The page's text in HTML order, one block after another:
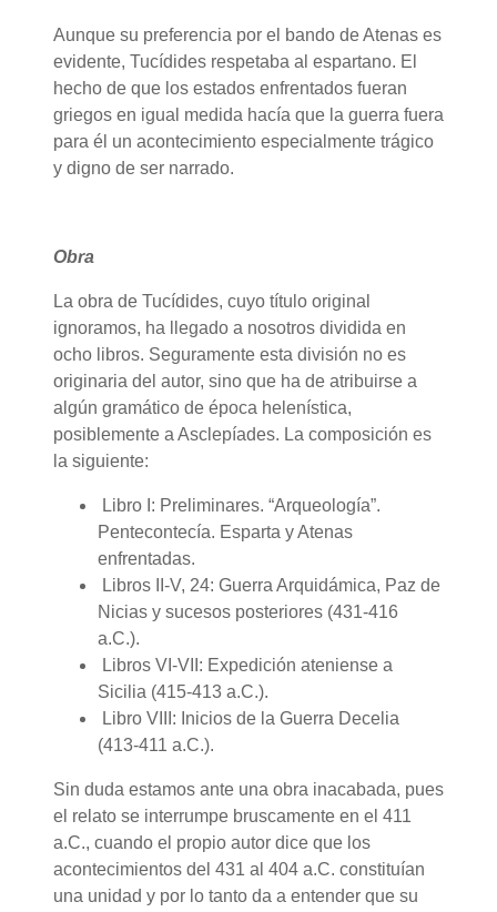
Aunque su preferencia por el bando de Atenas es
evidente, Tucídides respetaba al espartano. El
hecho de que los estados enfrentados fueran
griegos en igual medida hacía que la guerra fuera
para él un acontecimiento especialmente trágico
y digno de ser narrado.
Obra
La obra de Tucídides, cuyo título original
ignoramos, ha llegado a nosotros dividida en
ocho libros. Seguramente esta división no es
originaria del autor, sino que ha de atribuirse a
algún gramático de época helenística,
posiblemente a Asclepíades. La composición es
la siguiente:
Libro I: Preliminares. “Arqueología”.
Pentecontecía. Esparta y Atenas
enfrentadas.
Libros II-V, 24: Guerra Arquidámica, Paz de
Nicias y sucesos posteriores (431-416
a.C.).
Libros VI-VII: Expedición ateniense a
Sicilia (415-413 a.C.).
Libro VIII: Inicios de la Guerra Decelia
(413-411 a.C.).
Sin duda estamos ante una obra inacabada, pues
el relato se interrumpe bruscamente en el 411
a.C., cuando el propio autor dice que los
acontecimientos del 431 al 404 a.C. constituían
una unidad y por lo tanto da a entender que su